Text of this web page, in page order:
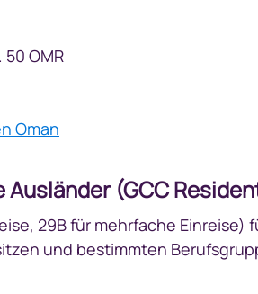
OMR
Oman
(GCC
29B für mehrfache Einreise)
und bestimmten